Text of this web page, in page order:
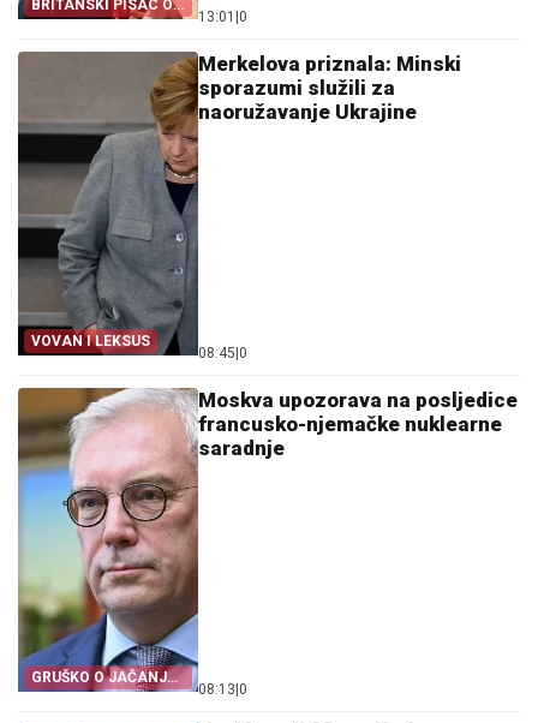
BRITANSKI PISAC O
NJEMAČKOJ
13:01 0
VOVAN I LEKSUS
Merkelova priznala: Minski
sporazumi služili za
naoružavanje Ukrajine
08:45 0
GRUŠKO O JAČANJU
NJEMAČKE
Moskva upozorava na posljedice
francusko-njemačke nuklearne
saradnje
08:13 0